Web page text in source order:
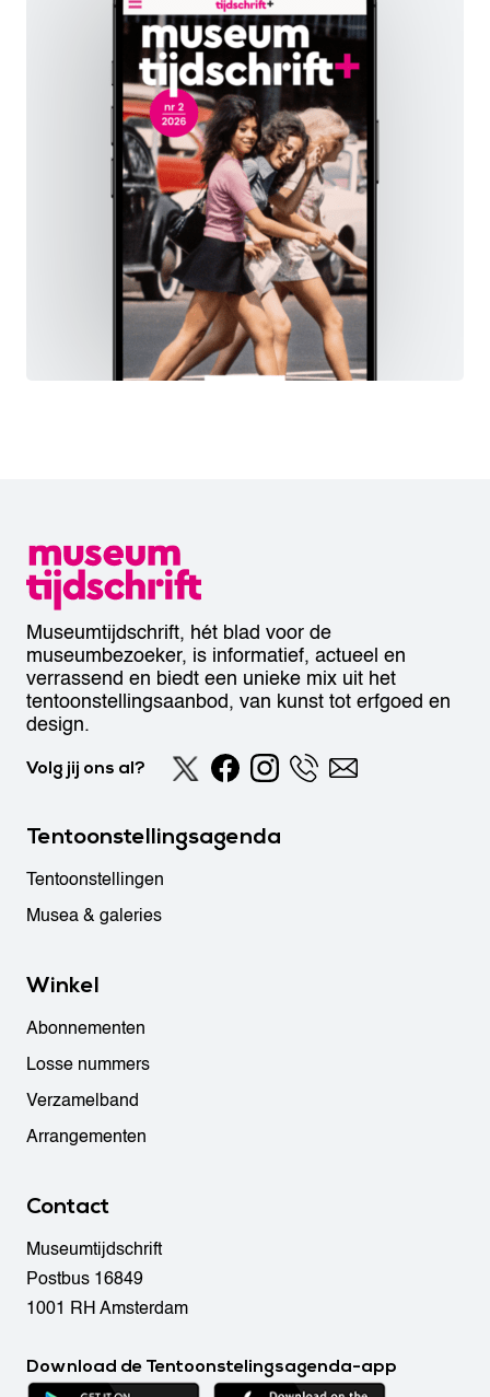
Museumtijdschrift, hét blad voor de
museumbezoeker, is informatief, actueel en
verrassend en biedt een unieke mix uit het
tentoonstellingsaanbod, van kunst tot erfgoed en
design.
Volg jij ons al?
Tentoonstellingsagenda
Tentoonstellingen
Musea & galeries
Winkel
Abonnementen
Losse nummers
Verzamelband
Arrangementen
Contact
Museumtijdschrift
Postbus 16849
1001 RH Amsterdam
Download de Tentoonstelingsagenda-app